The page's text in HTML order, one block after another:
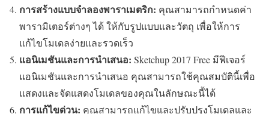
การสร้างแบบจำลองพาราเมตริก: คุณสามารถกำหนดค่า
พารามิเตอร์ต่างๆ ได้ ให้กับรูปแบบและวัตถุ เพื่อให้การ
แก้ไขโมเดลง่ายและรวดเร็ว
แอนิเมชันและการนำเสนอ: Sketchup 2017 Free มีฟีเจอร์
แอนิเมชันและการนำเสนอ คุณสามารถใช้คุณสมบัตินี้เพื่อ
แสดงและจัดแสดงโมเดลของคุณในลักษณะนี้ได้
การแก้ไขด่วน: คุณสามารถแก้ไขและปรับปรุงโมเดลและ